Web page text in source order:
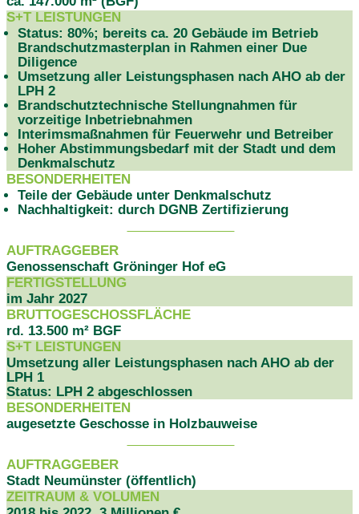
S+T LEISTUNGEN
Status: 80%; bereits ca. 20 Gebäude im Betrieb
Brandschutzmasterplan in Rahmen einer Due
Diligence
Umsetzung aller Leistungsphasen nach AHO ab der
LPH 2
Brandschutztechnische Stellungnahmen für
vorzeitige Inbetriebnahmen
Interimsmaßnahmen für Feuerwehr und Betreiber
Hoher Abstimmungsbedarf mit der Stadt und dem
Denkmalschutz
BESONDERHEITEN
Teile der Gebäude unter Denkmalschutz
Nachhaltigkeit: durch DGNB Zertifizierung
AUFTRAGGEBER
Genossenschaft Gröninger Hof eG
FERTIGSTELLUNG
im Jahr 2027
BRUTTOGESCHOSSFLÄCHE
rd. 13.500 m² BGF
S+T LEISTUNGEN
Umsetzung aller Leistungsphasen nach AHO ab der
LPH 1
Status: LPH 2 abgeschlossen
BESONDERHEITEN
augesetzte Geschosse in Holzbauweise
AUFTRAGGEBER
Stadt Neumünster (öffentlich)
ZEITRAUM & VOLUMEN